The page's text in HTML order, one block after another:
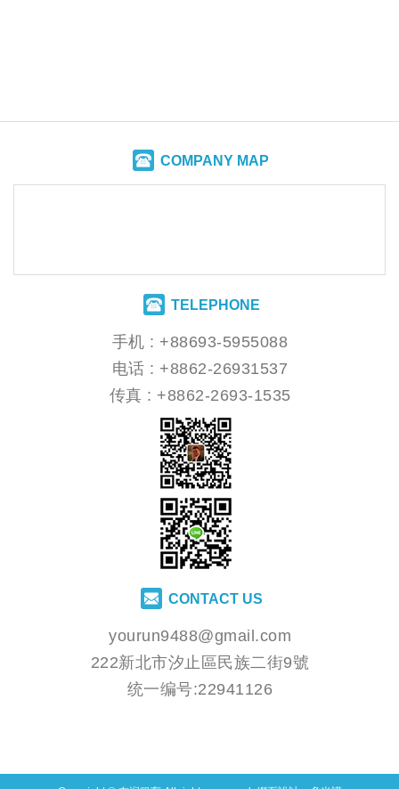
COMPANY MAP
TELEPHONE
手机 : +88693-5955088
电话 : +8862-26931537
传真 : +8862-2693-1535
CONTACT US
yourun9488@gmail.com
222新北市汐止區民族二街9號
统一编号:22941126